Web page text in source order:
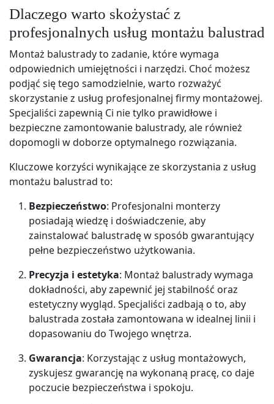
Dlaczego warto skożystać z
profesjonalnych usług montażu balustrad
Montaż balustrady to zadanie, które wymaga
odpowiednich umiejętności i narzędzi. Choć możesz
podjąć się tego samodzielnie, warto rozważyć
skorzystanie z usług profesjonalnej firmy montażowej.
Specjaliści zapewnią Ci nie tylko prawidłowe i
bezpieczne zamontowanie balustrady, ale również
dopomogli w doborze optymalnego rozwiązania.
Kluczowe korzyści wynikające ze skorzystania z usług
montażu balustrad to:
Bezpieczeństwo: Profesjonalni monterzy
posiadają wiedzę i doświadczenie, aby
zainstalować balustradę w sposób gwarantujący
pełne bezpieczeństwo użytkowania.
Precyzja i estetyka: Montaż balustrady wymaga
dokładności, aby zapewnić jej stabilność oraz
estetyczny wygląd. Specjaliści zadbają o to, aby
balustrada została zamontowana w idealnej linii i
dopasowaniu do Twojego wnętrza.
Gwarancja: Korzystając z usług montażowych,
zyskujesz gwarancję na wykonaną pracę, co daje
poczucie bezpieczeństwa i spokoju.